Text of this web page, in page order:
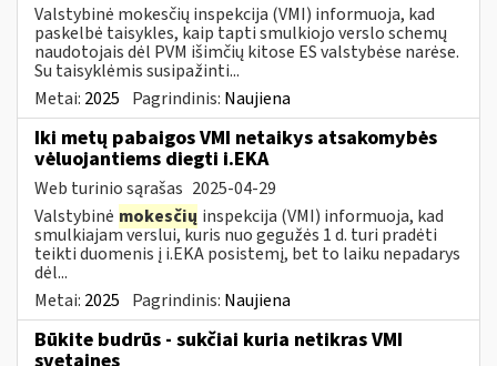
Valstybinė mokesčių inspekcija (VMI) informuoja, kad
paskelbė taisykles, kaip tapti smulkiojo verslo schemų
naudotojais dėl PVM išimčių kitose ES valstybėse narėse.
Su taisyklėmis susipažinti...
Metai: 2025 Pagrindinis: Naujiena
Iki metų pabaigos VMI netaikys atsakomybės
vėluojantiems diegti i.EKA
Web turinio sąrašas 2025-04-29
Valstybinė mokesčių inspekcija (VMI) informuoja, kad
smulkiajam verslui, kuris nuo gegužės 1 d. turi pradėti
teikti duomenis į i.EKA posistemį, bet to laiku nepadarys
dėl...
Metai: 2025 Pagrindinis: Naujiena
Būkite budrūs - sukčiai kuria netikras VMI
svetaines